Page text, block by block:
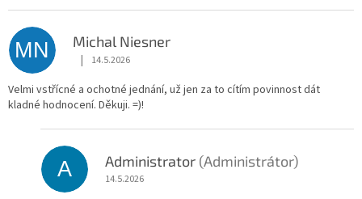
MN Michal Niesner
Hodnocení obchodu je 5 z 5 hvězdiček.
| 14.5.2026
Velmi vstřícné a ochotné jednání, už jen za to cítím povinnost dát
kladné hodnocení. Děkuji. =)!
A Administrator (Administrátor)
14.5.2026